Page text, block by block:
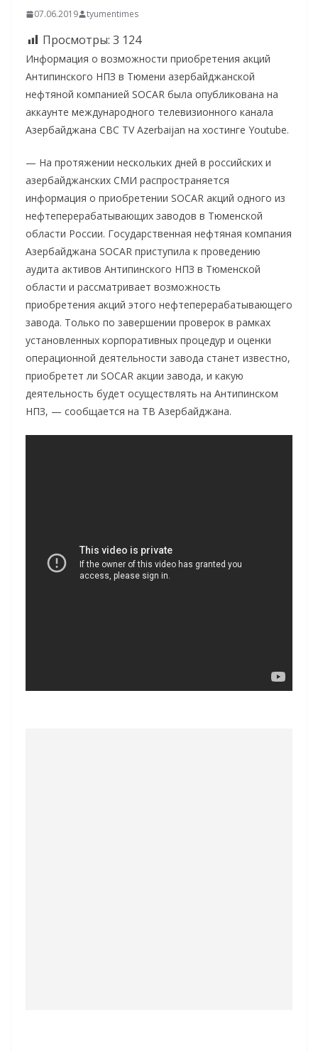
07.06.2019 tyumentimes
Просмотры: 3 124
Информация о возможности приобретения акций
Антипинского НПЗ в Тюмени азербайджанской
нефтяной компанией SOCAR была опубликована на
аккаунте международного телевизионного канала
Азербайджана CBC TV Azerbaijan на хостинге Youtube.
— На протяжении нескольких дней в российских и
азербайджанских СМИ распространяется
информация о приобретении SOCAR акций одного из
нефтеперерабатывающих заводов в Тюменской
области России. Государственная нефтяная компания
Азербайджана SOCAR приступила к проведению
аудита активов Антипинского НПЗ в Тюменской
области и рассматривает возможность
приобретения акций этого нефтеперерабатывающего
завода. Только по завершении проверок в рамках
установленных корпоративных процедур и оценки
операционной деятельности завода станет известно,
приобретет ли SOCAR акции завода, и какую
деятельность будет осуществлять на Антипинском
НПЗ, — сообщается на ТВ Азербайджана.